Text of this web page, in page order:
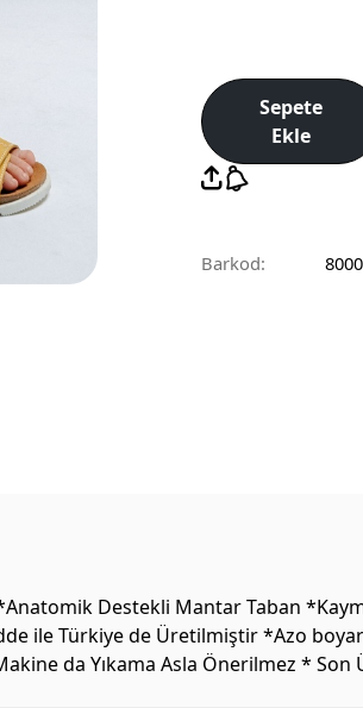
Sepete
Ekle
Barkod:
Destekli Mantar Taban
ile Türkiye de Üretilmiştir *Azo
da Yıkama Asla Önerilmez *